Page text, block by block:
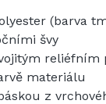
(barva
švy
reliéfním
materiálu
z